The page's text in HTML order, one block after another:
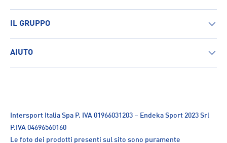
IL GRUPPO
AIUTO
Intersport Italia Spa P. IVA 01966031203 – Endeka Sport 2023 Srl
P.IVA 04696560160
Le foto dei prodotti presenti sul sito sono puramente